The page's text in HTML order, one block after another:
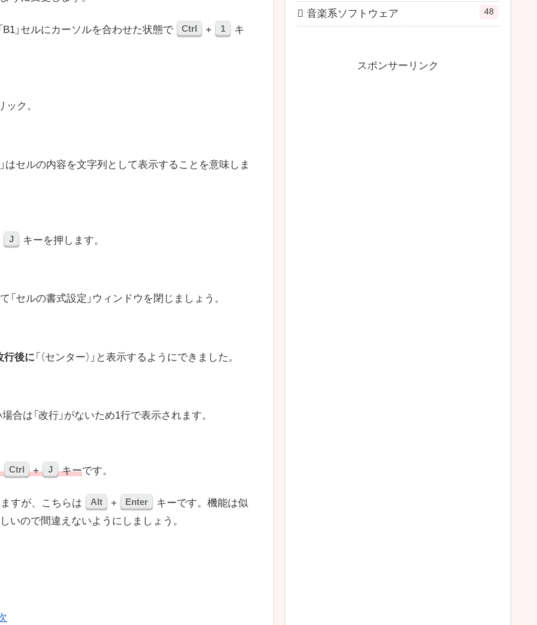
「B1」セルにカーソルを合わせた状態で Ctrl + 1 キ
ック。
」はセルの内容を文字列として表示することを意味しま
J キーを押します。
「セルの書式設定」ウィンドウを閉じましょう。
行後に 「（センター）」と表示するようにできました。
合は「改行」がないため1行で表示されます。
Ctrl + J キーです。
すが、こちらは Alt + Enter
キーです。機能は似
いので間違えないようにしましょう。
音楽系ソフトウェア 48
スポンサーリンク